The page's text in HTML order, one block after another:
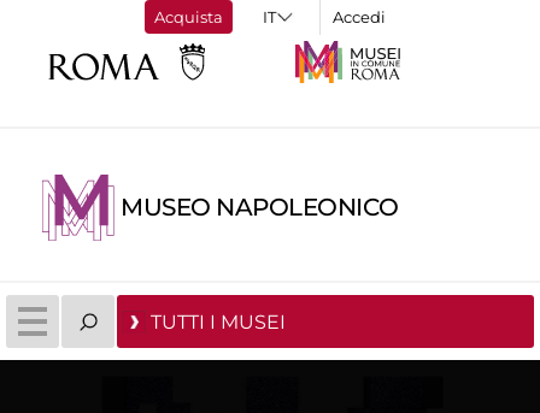
Acquista Accedi
MUSEO NAPOLEONICO
TUTTI I MUSEI